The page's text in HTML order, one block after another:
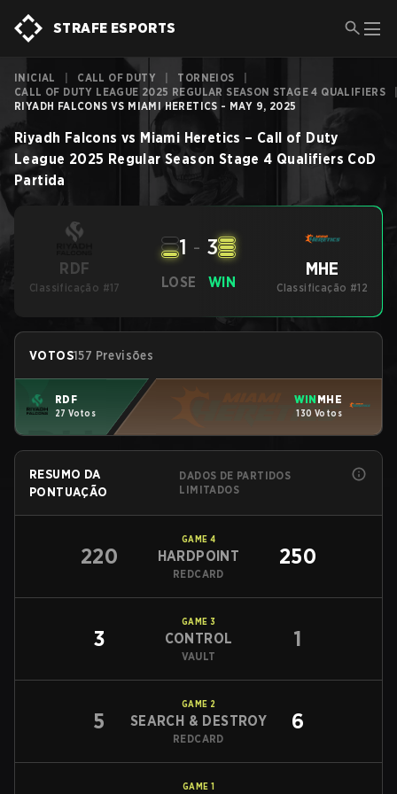
STRAFE ESPORTS
INICIAL CALL OF DUTY TORNEIOS
CALL OF DUTY LEAGUE 2025 REGULAR SEASON STAGE 4 QUALIFIERS
RIYADH FALCONS VS MIAMI HERETICS - MAY 9, 2025
Riyadh Falcons vs Miami Heretics – Call of Duty
League 2025 Regular Season Stage 4 Qualifiers CoD
Partida
RDF
Classificação #17 LOSE
1 - 3
WIN
MHE
Classificação #12
VOTOS157 Previsões
RDF
27 Votos
WIN MHE
130 Votos
RESUMO DA
PONTUAÇÃO
DADOS DE PARTIDOS
LIMITADOS
220
GAME 4
HARDPOINT
REDCARD
250
3
GAME 3
CONTROL
VAULT
1
5
GAME 2
SEARCH & DESTROY
REDCARD
6
GAME 1